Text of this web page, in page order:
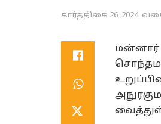
கார்த்திகை 26, 2024
மன்னார்